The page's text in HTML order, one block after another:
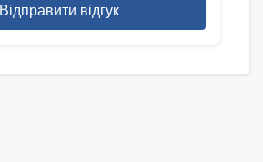
Відправити відгук